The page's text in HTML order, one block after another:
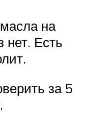
на
Есть
за 5